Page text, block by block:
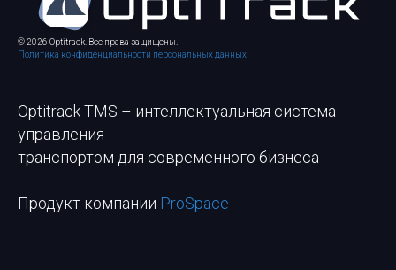
© 2026 Optitrack. Все права защищены.
Политика конфиденциальности персональных данных
Optitrack TMS – интеллектуальная система
управления
транспортом для современного бизнеса
Продукт компании ProSpace